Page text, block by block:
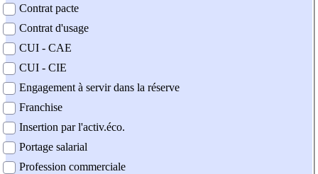
Contrat pacte
Contrat d'usage
CUI - CAE
CUI - CIE
Engagement à servir dans la réserve
Franchise
Insertion par l'activ.éco.
Portage salarial
Profession commerciale